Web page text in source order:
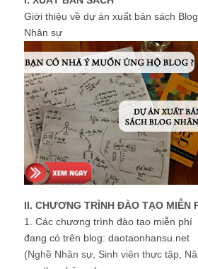
Giới thiệu về dự án xuất bản sách Blog
Nhân sự
II. CHƯƠNG TRÌNH ĐÀO TẠO MIỄN
1. Các chương trình đào tạo miễn phí
đang có trên blog: daotaonhansu.net
(Nghề Nhân sự, Sinh viên thực tập,